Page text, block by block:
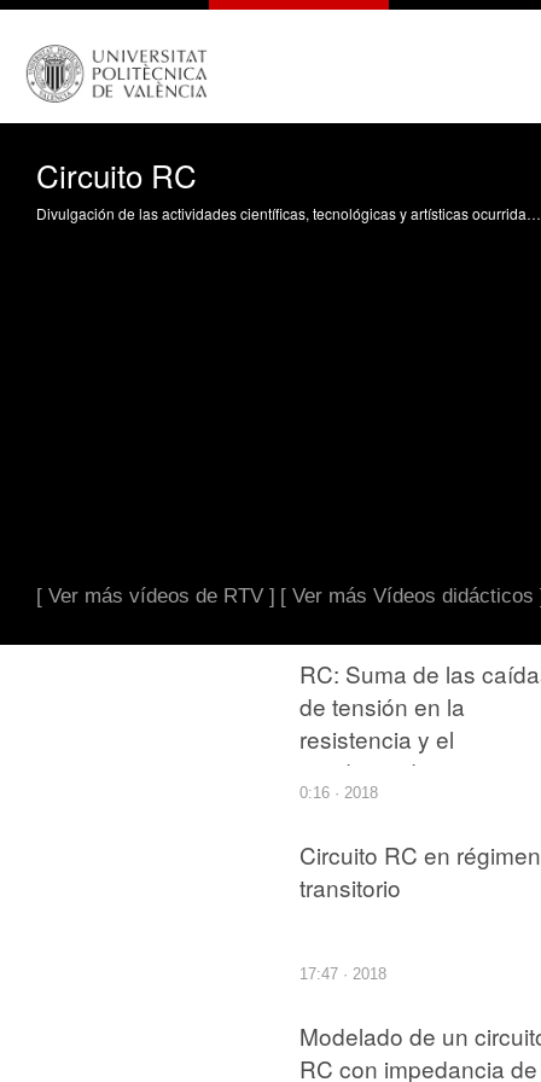
Circuito RC
Divulgación de las actividades científicas, tecnológicas y artísticas ocurridas en los tres campus de la UPV
[ Ver más vídeos de RTV ] [ Ver más Vídeos didácticos
RC: Suma de las
de tensión en la
resistencia y el
condensador en un
circuito RC serie. Se
la intensidad que
por el circuito.
0:16 · 2018
Circuito RC en régimen
transitorio
17:47 · 2018
Modelado de un
RC con impedancia de